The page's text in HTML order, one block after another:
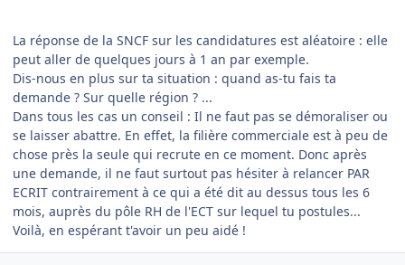
La réponse de la SNCF sur les candidatures est aléatoire : elle
peut aller de quelques jours à 1 an par exemple.
Dis-nous en plus sur ta situation : quand as-tu fais ta
demande ? Sur quelle région ? ...
Dans tous les cas un conseil : Il ne faut pas se démoraliser ou
se laisser abattre. En effet, la filière commerciale est à peu de
chose près la seule qui recrute en ce moment. Donc après
une demande, il ne faut surtout pas hésiter à relancer PAR
ECRIT contrairement à ce qui a été dit au dessus tous les 6
mois, auprès du pôle RH de l'ECT sur lequel tu postules...
Voilà, en espérant t'avoir un peu aidé !